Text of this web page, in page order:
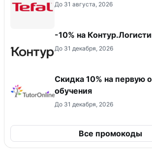
До 31 августа, 2026
-10% на
До 31 декабря, 2026
Скидка 10% на первую
обучения
До 31 декабря, 2026
Все промокоды